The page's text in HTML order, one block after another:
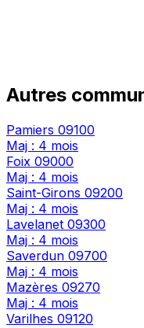
Autres
Pamiers 09100
Maj : 4 mois
Foix 09000
Maj : 4 mois
Saint-Girons 09200
Maj : 4 mois
Lavelanet 09300
Maj : 4 mois
Saverdun 09700
Maj : 4 mois
Mazères 09270
Maj : 4 mois
Varilhes 09120